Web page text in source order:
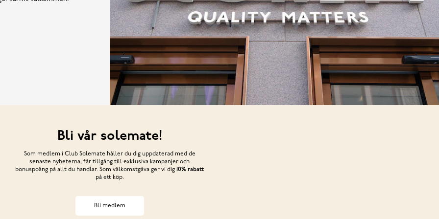
Bli vår solemate!
Som medlem i Club Solemate håller du dig uppdaterad med de
senaste nyheterna, får tillgång till exklusiva kampanjer och
bonuspoäng på allt du handlar. Som välkomstgåva ger vi dig 10% rabatt
på ett köp.
Bli medlem